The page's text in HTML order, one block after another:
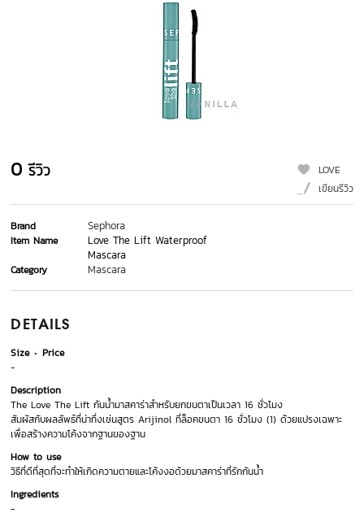
0 รีวิว
LOVE
เขียนรีวิว
Brand Sephora
Item Name
Love The Lift Waterproof
Mascara
Category Mascara
DETAILS
Size
Price
-
Description
The Love The Lift กันน้ำมาสคาร่าสำหรับยกขนตาเป็นเวลา 16 ชั่วโมง
สัมผัสกับผลลัพธ์ที่น่าทึ่งเช่นสูตร Arijinol ที่ล็อคขนตา 16 ชั่วโมง (1) ด้วยแปรงเฉพาะ
เพื่อสร้างความโค้งจากฐานของฐาน
How to use
วิธีที่ดีที่สุดที่จะทำให้เกิดความตายและโค้งงอด้วยมาสคาร่าที่รักกันน้ำ
Ingredients
-